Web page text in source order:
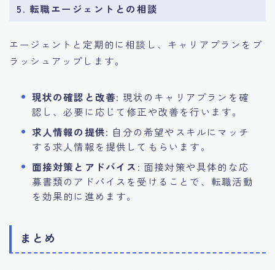
5. 転職エージェントとの相談
エージェントと定期的に相談し、キャリアプランをブ
ラッシュアップします。
現状の確認と改善: 現状のキャリアプランを確
認し、必要に応じて修正や改善を行います。
求人情報の提供: 自分の希望やスキルにマッチ
する求人情報を提供してもらいます。
面接対策とアドバイス : 面接対策や具体的な応
募書類のアドバイスを受けることで、転職活動
を効果的に進めます。
まとめ